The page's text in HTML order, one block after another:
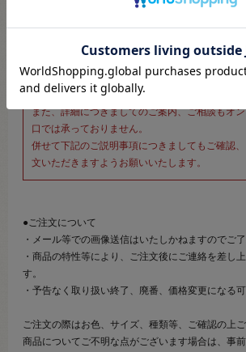
こちらのページは、店頭にてあらかじめ商品詳細
をご確認いただいた上でご注文いただけるペー
そのため、商品画像および詳細は記載しておりま
また、詳細につきましてのご案内、ご相談もオ
口では承っておりません。
併せて下記のご説明事項につきましてもご確認
文いただきますようお願いいたします。
●ご注文について
・メール等での画像送信はいたしかねますのでご
・商品の特性等により、ご注文後にご連絡を差し
す。
・予告なく取り扱い終了、廃番、価格変更になる
ご注文の際はお色、サイズ、種類等、ご確認の上ご
商品についてご不明な点がございます場合は、事